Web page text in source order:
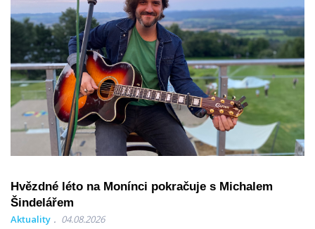
Hvězdné léto na Monínci pokračuje s Michalem
Šindelářem
Aktuality 04.08.2026